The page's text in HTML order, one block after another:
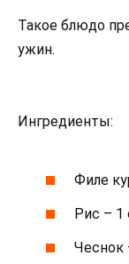
Такое блюдо
ужин.
Ингредиенты:
Филе
Рис – 1
Чеснок